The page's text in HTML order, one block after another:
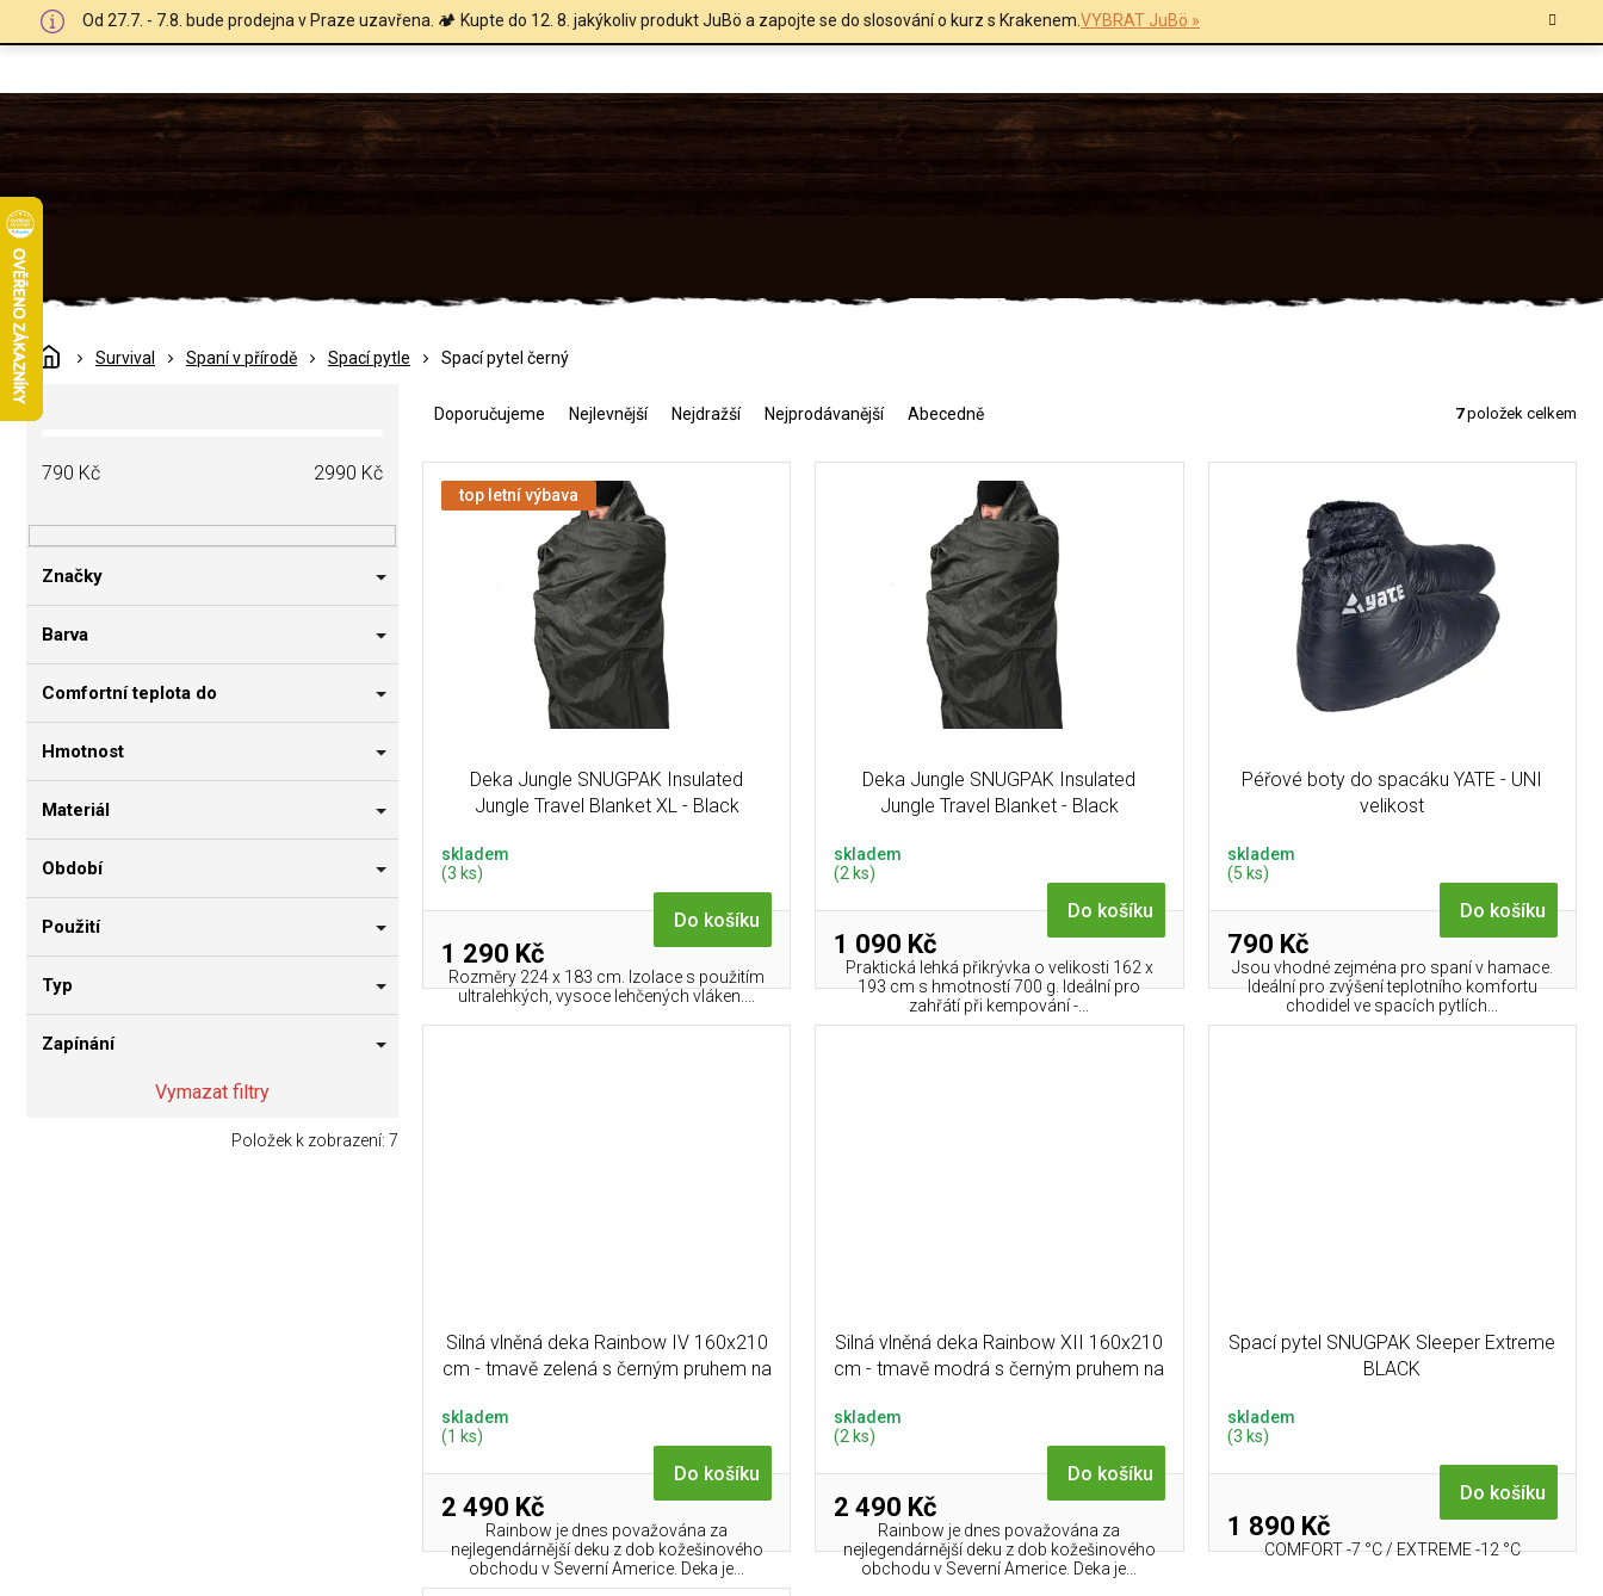
Od 27.7. - 7.8. bude prodejna v Praze uzavřena. 🏕️ Kupte do 12. 8. jakýkoliv produkt JuBö a zapojte se do slosování o kurz s Krakenem.VYBRAT JuBö »
DomůSurvival Spaní v přírodě Spací pytle Spací pytel černý
P
o
a
n
í
a
790 Kč 2990 Kč
Značky
Barva
Comfortní teplota do
Hmotnost
Materiál
Období
Použití
Typ
Zapínání
Vymazat filtry
Položek k zobrazení: 7
e
Doporučujeme Nejlevnější Nejdražší Nejprodávanější Abecedně 7položek celkem
top letní výbava
Deka Jungle SNUGPAK Insulated
Jungle Travel Blanket XL - Black
skladem
(3 ks)
1 290 Kč
Do košíku
Rozměry 224 x 183 cm. Izolace s použitím
ultralehkých, vysoce lehčených vláken....
Deka Jungle SNUGPAK Insulated
Jungle Travel Blanket - Black
skladem
(2 ks)
1 090 Kč
Do košíku
Praktická lehká přikrývka o velikosti 162 x
193 cm s hmotností 700 g. Ideální pro
zahřátí při kempování -...
Péřové boty do spacáku YATE - UNI
velikost
skladem
(5 ks)
790 Kč
Do košíku
Jsou vhodné zejména pro spaní v hamace.
Ideální pro zvýšení teplotního komfortu
chodidel ve spacích pytlích...
Silná vlněná deka Rainbow IV 160x210
cm - tmavě zelená s černým pruhem na
skladem
(1 ks)
2 490 Kč
Do košíku
Rainbow je dnes považována za
nejlegendárnější deku z dob kožešinového
obchodu v Severní Americe. Deka je...
Silná vlněná deka Rainbow XII 160x210
cm - tmavě modrá s černým pruhem na
skladem
(2 ks)
2 490 Kč
Do košíku
Rainbow je dnes považována za
nejlegendárnější deku z dob kožešinového
obchodu v Severní Americe. Deka je...
Spací pytel SNUGPAK Sleeper Extreme
BLACK
skladem
(3 ks)
1 890 Kč
Do košíku
COMFORT -7 °C / EXTREME -12 °C